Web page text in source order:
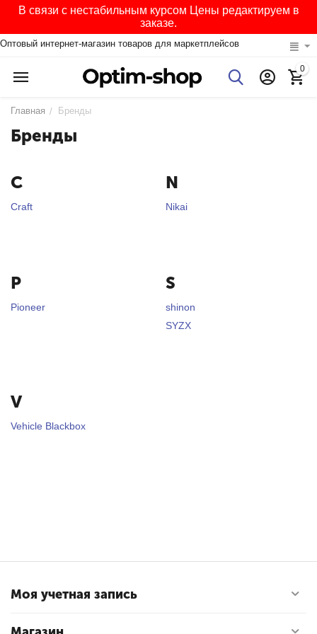
В связи с нестабильным курсом Цены редактируем в
заказе.
Оптовый интернет-магазин товаров для маркетплейсов
0
Главная / Бренды
Бренды
C
Craft
N
Nikai
P
Pioneer
S
shinon
SYZX
V
Vehicle Blackbox
Моя учетная запись